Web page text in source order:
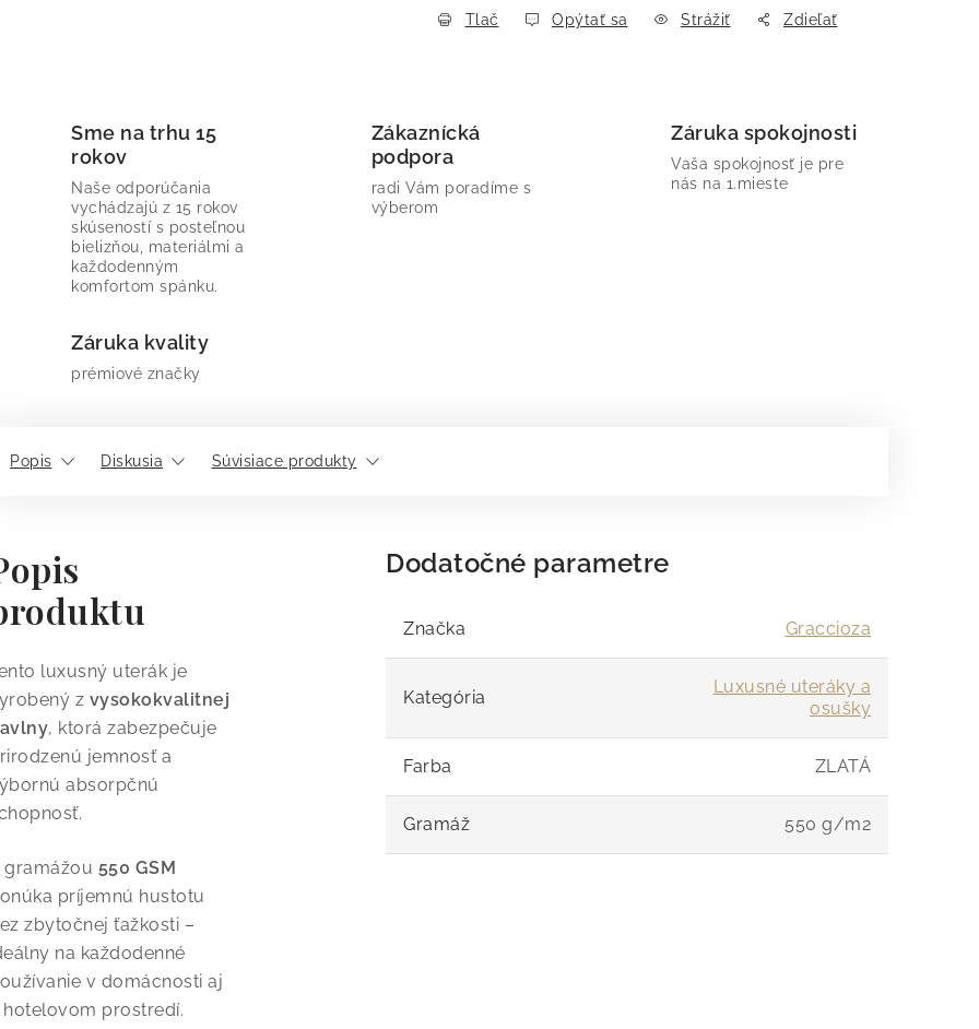
Tlač Opýtať sa Strážiť Zdieľať
Sme na trhu 15
rokov
Naše odporúčania
vychádzajú z 15 rokov
skúseností s posteľnou
bielizňou, materiálmi a
každodenným
komfortom spánku.
Zákaznícká
podpora
radi Vám poradíme s
výberom
Záruka spokojnosti
Vaša spokojnosť je pre
nás na 1.mieste
Záruka kvality
prémiové značky
Popis Diskusia Súvisiace produkty
luxusný uterák je
z vysokokvalitnej
, ktorá zabezpečuje
jemnosť a
absorpčnú
gramážou 550 GSM
príjemnú hustotu
zbytočnej ťažkosti –
na každodenné
v domácnosti aj
prostredí.
Dodatočné parametre
Značka Graccioza
Kategória
Luxusné uteráky a
osušky
Farba ZLATÁ
Gramáž 550 g/m2